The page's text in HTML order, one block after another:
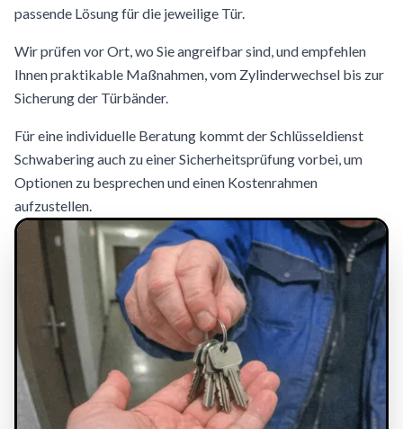
passende Lösung für die jeweilige Tür.
Wir prüfen vor Ort, wo Sie angreifbar sind, und empfehlen
Ihnen praktikable Maßnahmen, vom Zylinderwechsel bis zur
Sicherung der Türbänder.
Für eine individuelle Beratung kommt der Schlüsseldienst
Schwabering auch zu einer Sicherheitsprüfung vorbei, um
Optionen zu besprechen und einen Kostenrahmen
aufzustellen.